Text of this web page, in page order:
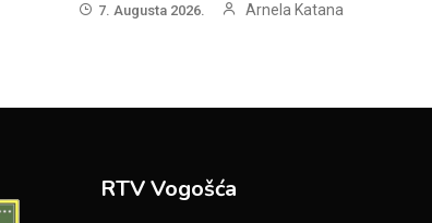
7. Augusta 2026. Arnela Katana
RTV Vogošća